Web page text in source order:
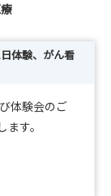
体験、がん看
体験会のご
す。
熊本医療セ